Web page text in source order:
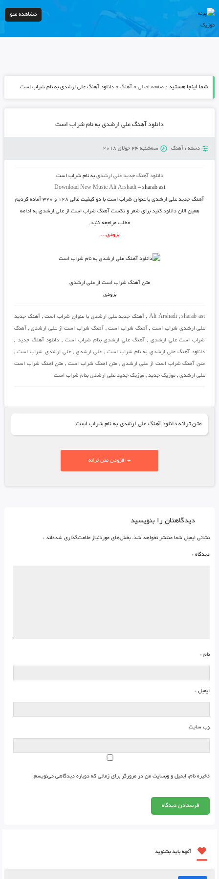
مشاهده منو
شما اینجا هستید : صفحه اصلی» آهنگ» دانلود آهنگ علی ارشدی به نام شراب است
دانلود آهنگ علی ارشدی به نام شراب است
دسته : آهنگ سه‌شنبه 24 جولای 2018
دانلود آهنگ جدید علی ارشدی به نامشراب است
Download New Music Ali Arshadi– sharab ast
آهنگ جدید علی ارشدیبا عنوان شراب استبا دو کیفیت عالی ۱۲۸ و ۳۲۰ آماده کردیم
همین الان دانلود کنید برای شعر و تکست آهنگ شراب است از علی ارشدی به ادامه
مطلب مراجعه کنید.
بزودی…
متن آهنگ شراب است از علی ارشدی
بزودی
Ali Arshadi,sharab ast
, آهنگ جدید علی ارشدی با عنوان شراب است, آهنگ جدید
علی ارشدی شراب است, آهنگ شراب است, آهنگ شراب است از علی ارشدی, آهنگ
شراب است علی ارشدی , آهنگ علی ارشدی بنام شراب است , دانلود آهنگ جدید ,
دانلود آهنگ علی ارشدی به نام شراب است , علی ارشدی,علی ارشدی شراب است,
متن آهنگ شراب است از علی ارشدی,متن اهنگ شراب است, متن اهنگ شراب است
علی ارشدی, موزیک جدید, موزیک جدید علی ارشدی بنام شراب است
متن ترانه دانلود آهنگ علی ارشدی به نام شراب است
+ افزودن متن ترانه
دیدگاهتان را بنویسید
نشانی ایمیل شما منتشر نخواهد شد. بخش‌های موردنیاز علامت‌گذاری شده‌اند *
دیدگاه *
نام *
ایمیل *
وب‌ سایت
ذخیره نام، ایمیل و وبسایت من در مرورگر برای زمانی که دوباره دیدگاهی می‌نویسم.
آنچه باید بشنوید